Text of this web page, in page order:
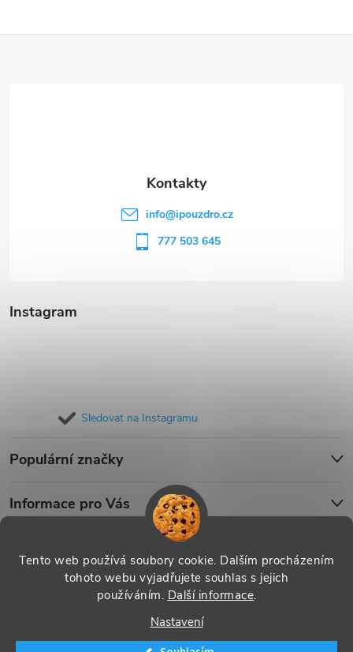
Tento web používá soubory cookie. Dalším procházením
tohoto webu vyjadřujete souhlas s jejich
používáním. Další informace.
Nastavení
Instagram
Sledovat na Instagramu
Populární značky
Informace pro Vás
info@ipouzdro.cz
777 503 645
Copyright 2026 . Všechna práva vyhrazena.
nastavení cookies